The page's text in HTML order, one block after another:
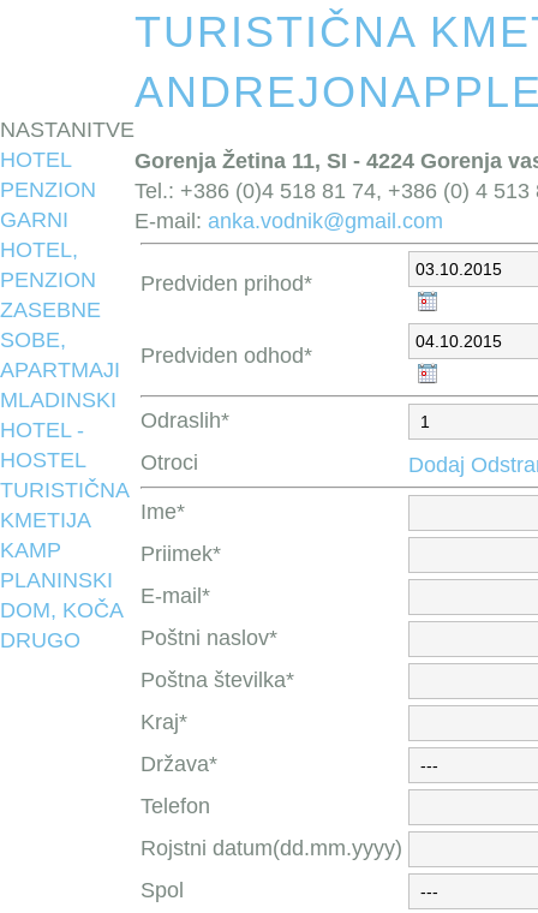
NASTANITVE
HOTEL
PENZION
GARNI
HOTEL,
PENZION
ZASEBNE
SOBE,
APARTMAJI
MLADINSKI
HOTEL -
HOSTEL
TURISTIČNA
KMETIJA
KAMP
PLANINSKI
DOM, KOČA
DRUGO
TURISTIČNA
Gorenja Žetina 11, SI - 4224 Gorenja
Tel.: +386 (0)4 518 81 74, +386 (0) 4 513
E-mail: anka.vodnik@gmail.com
Predviden prihod*
Predviden odhod*
Odraslih*
Otroci
Dodaj
Ime*
Priimek*
E-mail*
Poštni naslov*
Poštna številka*
Kraj*
Država*
Telefon
Rojstni datum(dd.mm.yyyy)
Spol